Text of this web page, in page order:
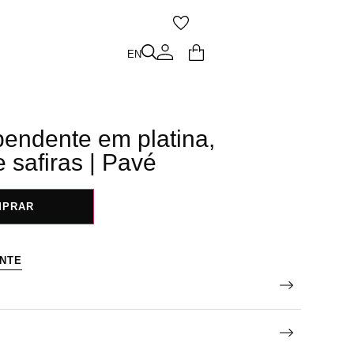
EN
em platina,
safiras | Pavé